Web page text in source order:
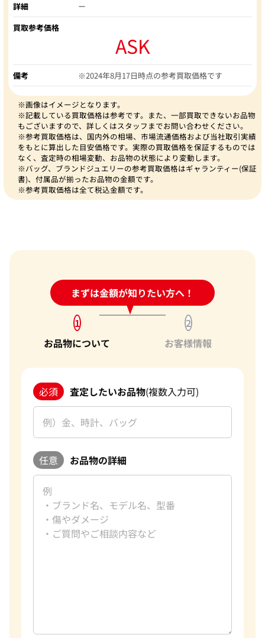
詳細
ー
買取参考価格
ASK
備考 ※2024年8月17日時点の参考買取価格です
※画像はイメージとなります。
※記載している買取価格は参考です。また、一部買取できないお品物
もございますので、詳しくはスタッフまでお問い合わせください。
※参考買取価格は、国内外の相場、市場流通価格および当社取引実績
をもとに算出した目安価格です。実際の買取価格を保証するものでは
なく、査定時の相場変動、お品物の状態により変動します。
※バッグ、ブランドジュエリーの参考買取価格はギャランティー(保証
書)、付属品が揃ったお品物の金額です。
※参考買取価格は全て税込金額です。
まずは金額が知りたい方へ！
24時間受付中!問い合わせフォーム
1
お品物について
2
お客様情報
必須 査定したいお品物(複数入力可)
任意 お品物の詳細